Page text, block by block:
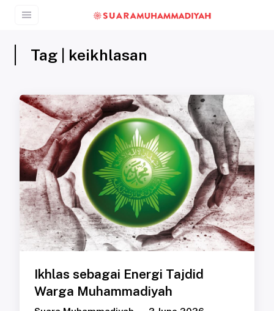
Tag | keikhlasan
Ikhlas sebagai Energi Tajdid
Warga Muhammadiyah